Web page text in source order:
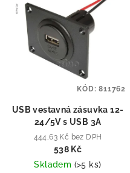
USB vestavná zásuvka 12-
24/5V s USB 3A
444,63 Kč bez DPH
538 Kč
Skladem (>5 ks)
KÓD:811762